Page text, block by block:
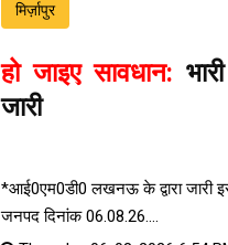
मिर्ज़ापुर
हो जाइए सावधान:
जारी
*आई0एम0डी0 लखनऊ के द्वारा जारी
जनपद दिनांक 06.08.26....